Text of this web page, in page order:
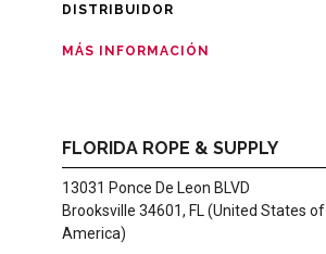
DISTRIBUIDOR
MÁS INFORMACIÓN
FLORIDA ROPE & SUPPLY
13031 Ponce De Leon BLVD
Brooksville 34601, FL (United States of
America)